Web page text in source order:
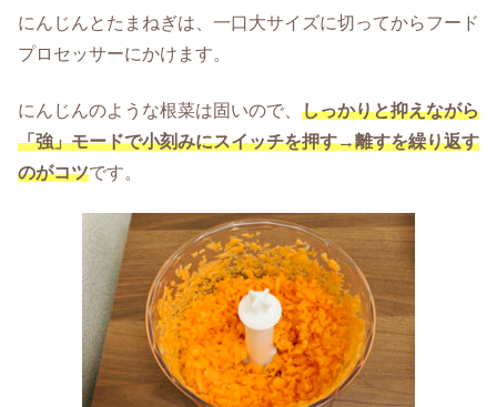
にんじんとたまねぎは、一口大サイズに切ってからフード
プロセッサーにかけます。
にんじんのような根菜は固いので、 しっかりと抑えながら
「強」モードで小刻みにスイッチを押す→離すを繰り返す
のがコツです。